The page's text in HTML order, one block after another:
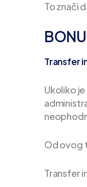
To znači
Transfer
Ukoliko
Od ovog
Transfer